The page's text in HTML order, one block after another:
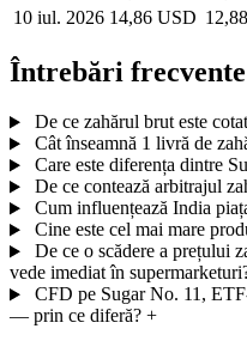
10 iul. 2026 14,86 USD
Întrebări
De ce zahărul brut este
Cât înseamnă 1 livră de
Care este diferența dintre
De ce contează arbitrajul
Cum influențează India
Cine este cel mai mare
De ce o scădere a prețului
vede imediat în
CFD pe Sugar No. 11,
— prin ce diferă? +